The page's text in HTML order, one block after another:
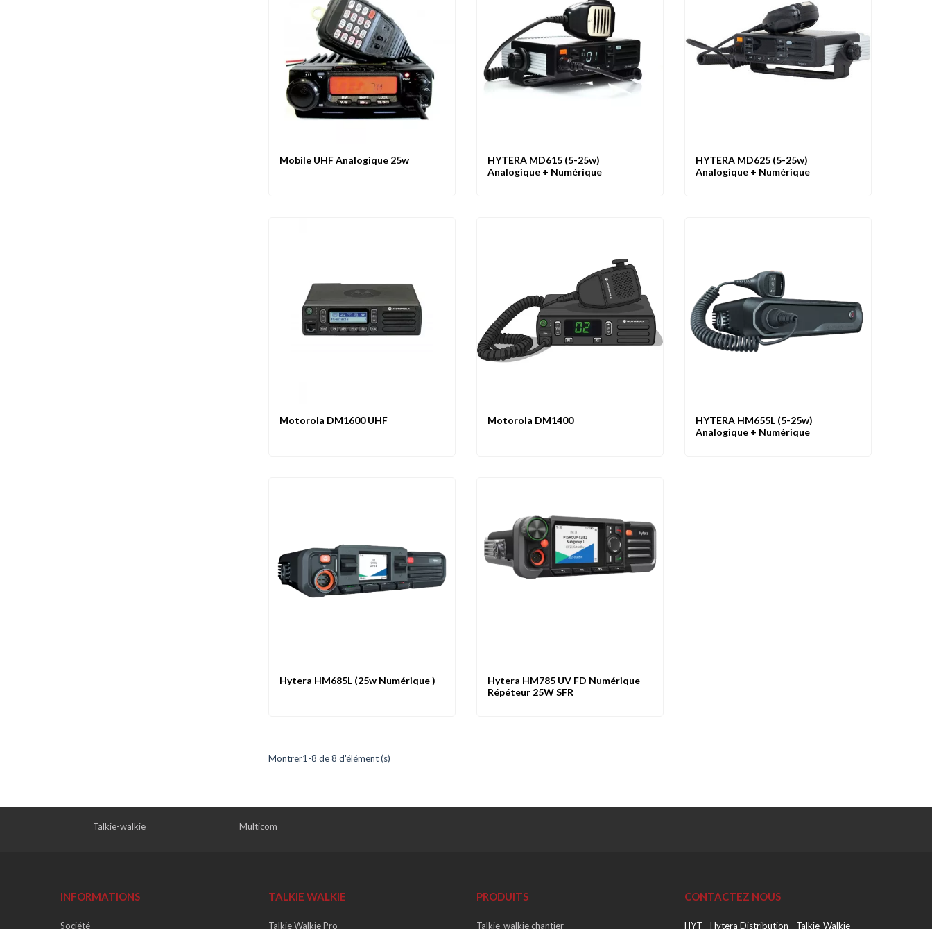
Aperçu Comparer
Mobile UHF Analogique 25w Aperçu Comparer
HYTERA MD615 (5-25w)
Analogique + Numérique
Aperçu Comparer
HYTERA MD625 (5-25w)
Analogique + Numérique
Aperçu Comparer
Motorola DM1600 UHF Aperçu Comparer
Motorola DM1400 Aperçu Comparer
HYTERA HM655L (5-25w)
Analogique + Numérique
Aperçu Comparer Favoris
Hytera HM685L (25w Numérique ) Aperçu Comparer Favoris
Hytera HM785 UV FD Numérique
Répéteur 25W SFR
Montrer1-8 de 8 d'élément (s)
Talkie-walkie Multicom
INFORMATIONS
Société
TALKIE WALKIE
Talkie Walkie Pro
PRODUITS
Talkie-walkie chantier
CONTACTEZ NOUS
HYT - Hytera Distribution - Talkie-Walkie